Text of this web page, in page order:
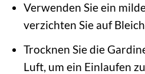
Verwenden Sie ein
verzichten Sie auf
Trocknen Sie die
Luft, um ein Einlaufen